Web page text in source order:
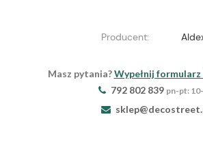
Producent:
Masz pytania?Wypełnij
792 802 839 pn-pt: